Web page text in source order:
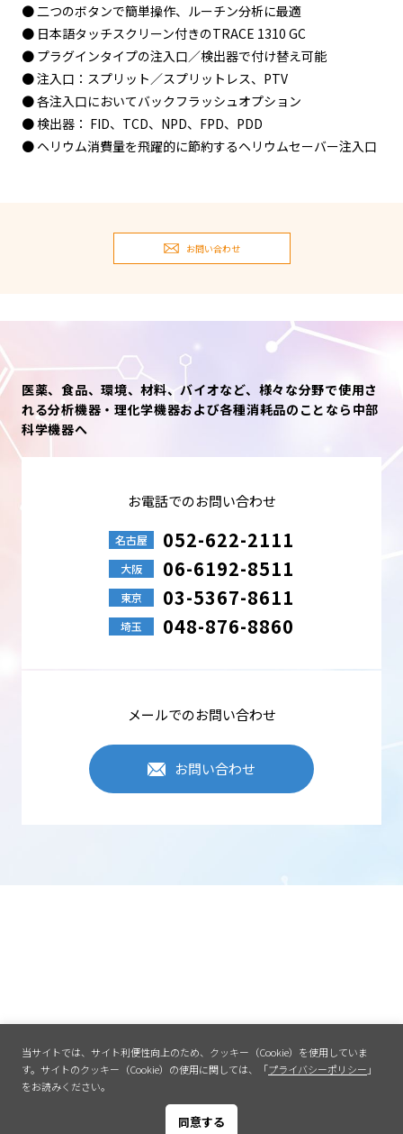
● 二つのボタンで簡単操作、ルーチン分析に最適
● 日本語タッチスクリーン付きのTRACE 1310 GC
● プラグインタイプの注入口／検出器で付け替え可能
● 注入口：スプリット／スプリットレス、PTV
● 各注入口においてバックフラッシュオプション
● 検出器： FID、TCD、NPD、FPD、PDD
● ヘリウム消費量を飛躍的に節約するヘリウムセーバー注入口
お問い合わせ
医薬、食品、環境、材料、バイオなど、様々な分野で使用さ
れる分析機器・理化学機器および各種消耗品のことなら中部
科学機器へ
お電話でのお問い合わせ
名古屋 052-622-2111
大阪 06-6192-8511
東京 03-5367-8611
埼玉 048-876-8860
メールでのお問い合わせ
お問い合わせ
当サイトでは、サイト利便性向上のため、クッキー（Cookie）を使用していま
す。 サイトのクッキー（Cookie）の使用に関しては、「プライバシーポリシー 」
をお読みください。
同意する